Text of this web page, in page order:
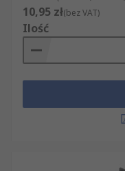
Rodzaje złącz
W ofercie RS złącza
producentów, m.in.
Micro Quadlok
się liczbą styków,
10,95 zł(bez VAT)
Ilość